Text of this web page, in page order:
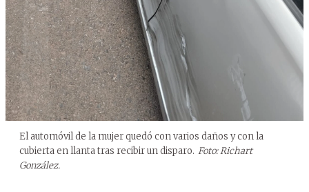
El automóvil de la mujer quedó con varios daños y con la
cubierta en llanta tras recibir un disparo. Foto: Richart
González.